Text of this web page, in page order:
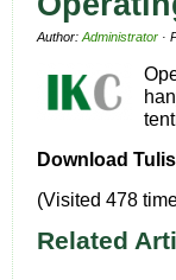
Author: Administrator ·
Download
(Visited 478
Related